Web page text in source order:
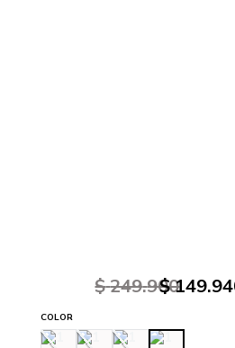
$ 249.900
$ 149.
COLOR